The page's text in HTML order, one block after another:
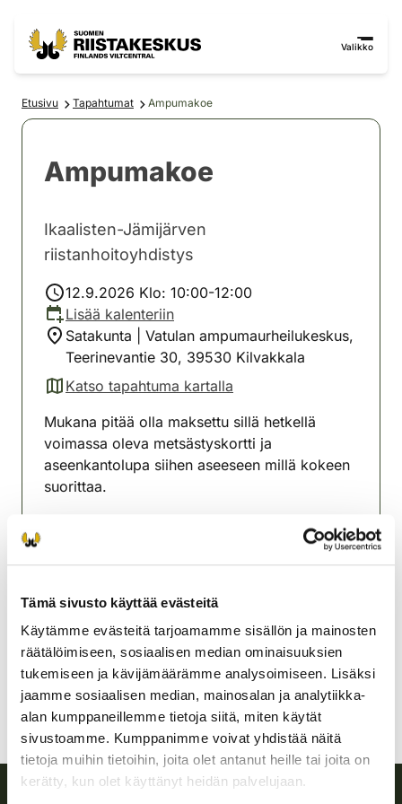
Tämä sivusto käyttää evästeitä
Käytämme evästeitä tarjoamamme sisällön ja mainosten
räätälöimiseen, sosiaalisen median ominaisuuksien
tukemiseen ja kävijämäärämme analysoimiseen. Lisäksi
jaamme sosiaalisen median, mainosalan ja analytiikka-
alan kumppaneillemme tietoja siitä, miten käytät
sivustoamme. Kumppanimme voivat yhdistää näitä
tietoja muihin tietoihin, joita olet antanut heille tai joita on
kerätty, kun olet käyttänyt heidän palvelujaan.
Valikko
Etusivu Tapahtumat Ampumakoe
Ampumakoe
Ikaalisten-Jämijärven
riistanhoitoyhdistys
12.9.2026 Klo: 10:00-12:00
Lisää kalenteriin
Satakunta | Vatulan ampumaurheilukeskus,
Teerinevantie 30, 39530 Kilvakkala
Katso tapahtuma kartalla
(avautuu uuteen välilehteen)
Mukana pitää olla maksettu sillä hetkellä
voimassa oleva metsästyskortti ja
aseenkantolupa siihen aseeseen millä kokeen
suorittaa.
riistanhoitoyhdistys
Satakunta
040-5243268